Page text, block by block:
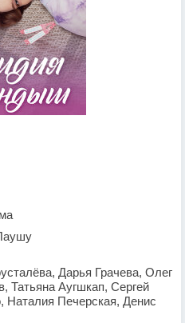
Дарья Грачева, Олег
Татьяна Аугшкап, Сергей
Печерская, Денис